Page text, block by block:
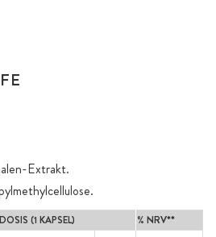
Extrakt.
(1 KAPSEL) % NRV**